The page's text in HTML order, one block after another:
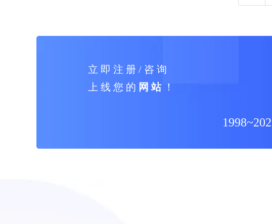
立 即 注 册 / 咨 询
上 线 您 的 网 站！